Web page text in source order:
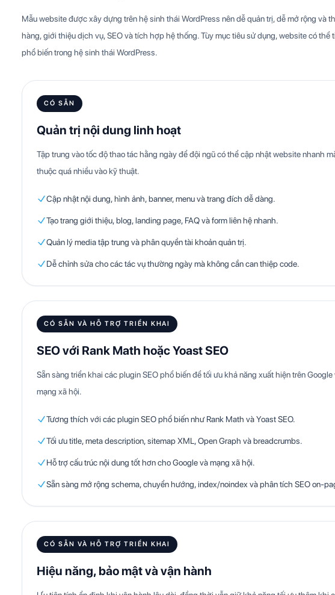
Mẫu website được xây dựng trên hệ sinh thái WordPress nên dễ quản trị, dễ mở rộng và
hàng, giới thiệu dịch vụ, SEO và tích hợp hệ thống. Tùy mục tiêu sử dụng, website có thể
phổ biến trong hệ sinh thái WordPress.
CÓ SẴN
Quản trị nội dung linh hoạt
Tập trung vào tốc độ thao tác hằng ngày để đội ngũ có thể cập nhật website nhanh
thuộc quá nhiều vào kỹ thuật.
Cập nhật nội dung, hình ảnh, banner, menu và trang đích dễ dàng.
Tạo trang giới thiệu, blog, landing page, FAQ và form liên hệ nhanh.
Quản lý media tập trung và phân quyền tài khoản quản trị.
Dễ chỉnh sửa cho các tác vụ thường ngày mà không cần can thiệp code.
CÓ SẴN VÀ HỖ TRỢ TRIỂN KHAI
SEO với Rank Math hoặc Yoast SEO
Sẵn sàng triển khai các plugin SEO phổ biến để tối ưu khả năng xuất hiện trên
mạng xã hội.
Tương thích với các plugin SEO phổ biến như Rank Math và Yoast SEO.
Tối ưu title, meta description, sitemap XML, Open Graph và breadcrumbs.
Hỗ trợ cấu trúc nội dung tốt hơn cho Google và mạng xã hội.
Sẵn sàng mở rộng schema, chuyển hướng, index/noindex và phân tích SEO on-
CÓ SẴN VÀ HỖ TRỢ TRIỂN KHAI
Hiệu năng, bảo mật và vận hành